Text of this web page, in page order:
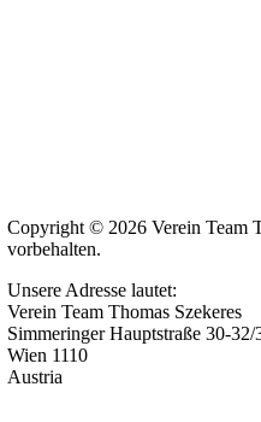
Copyright © 2026 Verein Team
vorbehalten.
Unsere Adresse lautet:
Verein Team Thomas Szekeres
Simmeringer Hauptstraße 30-32/
Wien 1110
Austria